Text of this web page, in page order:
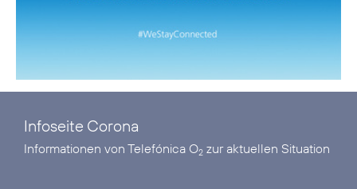
Infoseite Corona
Informationen von Telefónica O2 zur aktuellen Situation